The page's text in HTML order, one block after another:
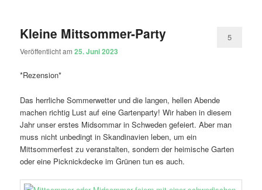
Kleine Mittsommer-Party
Veröffentlicht am25. Juni 2023
5
*Rezension*
Das herrliche Sommerwetter und die langen, hellen Abende
machen richtig Lust auf eine Gartenparty! Wir haben in diesem
Jahr unser erstes Midsommar in Schweden gefeiert. Aber man
muss nicht unbedingt in Skandinavien leben, um ein
Mittsommerfest zu veranstalten, sondern der heimische Garten
oder eine Picknickdecke im Grünen tun es auch.